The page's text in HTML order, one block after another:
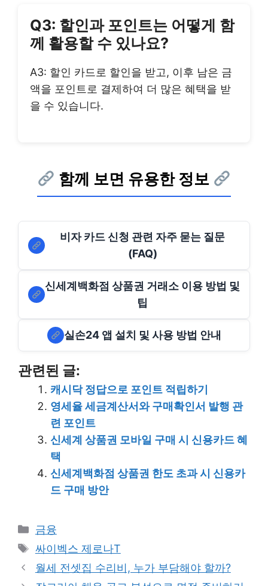
Q3: 할인과 포인트는 어떻게 함
께 활용할 수 있나요?
A3: 할인 카드로 할인을 받고, 이후 남은 금
액을 포인트로 결제하여 더 많은 혜택을 받
을 수 있습니다.
함께 보면 유용한 정보
비자 카드 신청 관련 자주 묻는 질문
(FAQ)
신세계백화점 상품권 거래소 이용 방법 및
팁
실손24 앱 설치 및 사용 방법 안내
관련된 글:
캐시닥 정답으로 포인트 적립하기
영세율 세금계산서와 구매확인서 발행 관
련 포인트
신세계 상품권 모바일 구매 시 신용카드 혜
택
신세계백화점 상품권 한도 초과 시 신용카
드 구매 방안
Categories
금융
Tags
싸이벡스 제로나T
월세 전셋집 수리비, 누가 부담해야 할까?